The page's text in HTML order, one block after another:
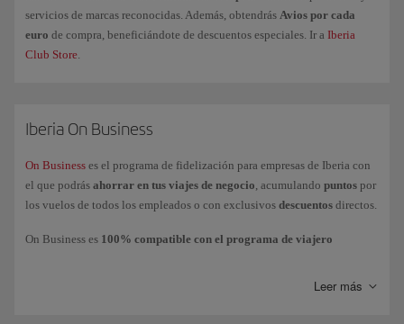
servicios de marcas reconocidas. Además, obtendrás Avios por cada
euro de compra, beneficiándote de descuentos especiales. Ir a Iberia
Club Store.
Iberia On Business
On Business es el programa de fidelización para empresas de Iberia con
el que podrás ahorrar en tus viajes de negocio, acumulando puntos por
los vuelos de todos los empleados o con exclusivos descuentos directos.
On Business es 100% compatible con el programa de viajero
en su cuenta o
Leer más